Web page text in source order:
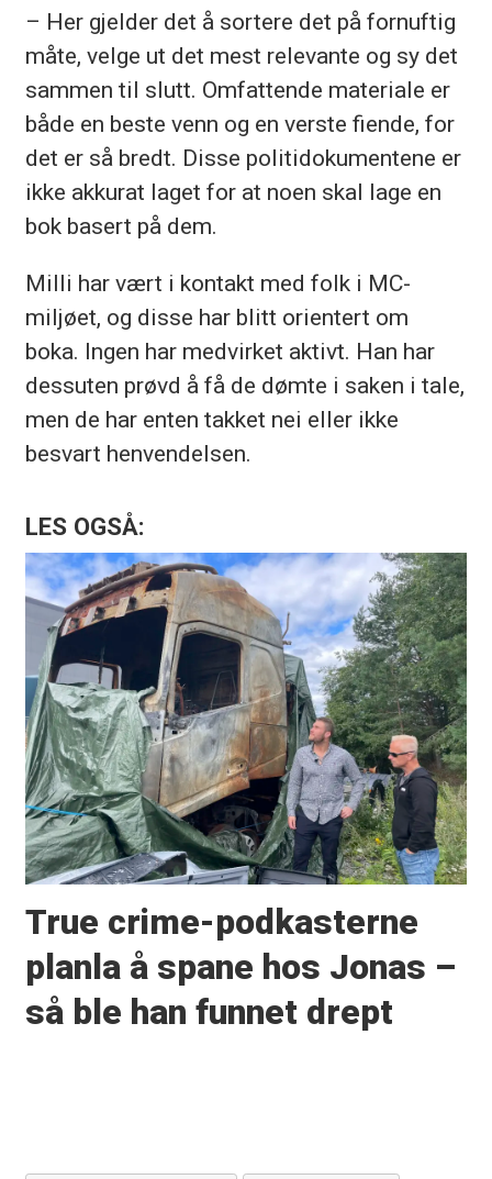
– Her gjelder det å sortere det på fornuftig
måte, velge ut det mest relevante og sy det
sammen til slutt. Omfattende materiale er
både en beste venn og en verste fiende, for
det er så bredt. Disse politidokumentene er
ikke akkurat laget for at noen skal lage en
bok basert på dem.
Milli har vært i kontakt med folk i MC-
miljøet, og disse har blitt orientert om
boka. Ingen har medvirket aktivt. Han har
dessuten prøvd å få de dømte i saken i tale,
men de har enten takket nei eller ikke
besvart henvendelsen.
LES OGSÅ:
True crime-podkasterne
planla å spane hos Jonas –
så ble han funnet drept